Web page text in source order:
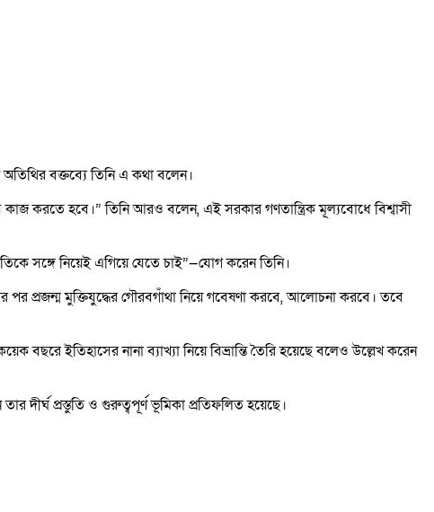
বক্তব্যে তিনি এ কথা বলেন।
কাজ করতে হবে।” তিনি আরও বলেন, এই সরকার গণতান্ত্রিক মূল্যবোধে বিশ্বাসী
সঙ্গে নিয়েই এগিয়ে যেতে চাই”—যোগ করেন তিনি।
পর প্রজন্ম মুক্তিযুদ্ধের গৌরবগাঁথা নিয়ে গবেষণা করবে, আলোচনা করবে। তবে
ইতিহাসের নানা ব্যাখ্যা নিয়ে বিভ্রান্তি তৈরি হয়েছে বলেও উল্লেখ করেন
দীর্ঘ প্রস্তুতি ও গুরুত্বপূর্ণ ভূমিকা প্রতিফলিত হয়েছে।